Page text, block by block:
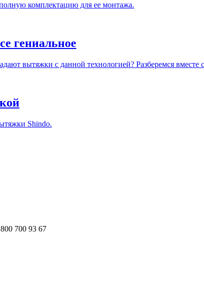
комплектацию для ее монтажа.
гениальное
вытяжки с данной технологией? Разберемся
Shindo.
700 93 67